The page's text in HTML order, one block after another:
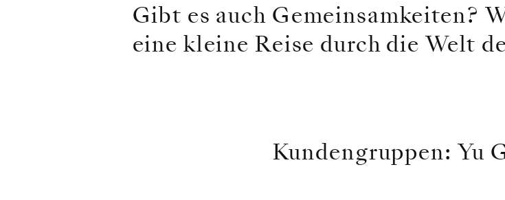
Gibt es auch Gemeinsamkeiten?
eine kleine Reise durch die Welt
Kundengruppen: Yu